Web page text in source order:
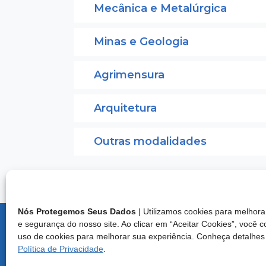
Nós Protegemos Seus Dados | Utilizamos cookies para
e segurança do nosso site. Ao clicar em “Aceitar Cookies”, você
uso de cookies para melhorar sua experiência. Conheça
Política de Privacidade
Mecânica e Metalúrgica
Minas e Geologia
Agrimensura
Arquitetura
Outras modalidades
Brasília/